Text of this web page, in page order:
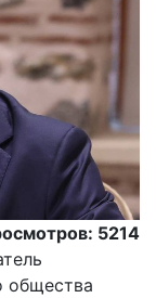
5214
общества